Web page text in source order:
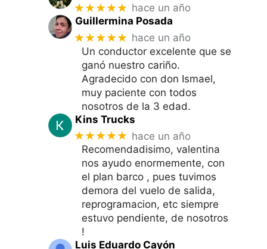
★★★★★ hace un año
Guillermina Posada
★★★★★ hace un año
Un conductor excelente que se
ganó nuestro cariño.
Agradecido con don Ismael,
muy paciente con todos
nosotros de la 3 edad.
Kins Trucks
★★★★★ hace un año
Recomendadisimo, valentina
nos ayudo enormemente, con
el plan barco , pues tuvimos
demora del vuelo de salida,
reprogramacion, etc siempre
estuvo pendiente, de nosotros
!
Luis Eduardo Cayón